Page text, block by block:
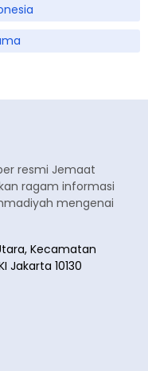
resmi Jemaat
ragam informasi
mengenai
Kecamatan
Jakarta 10130